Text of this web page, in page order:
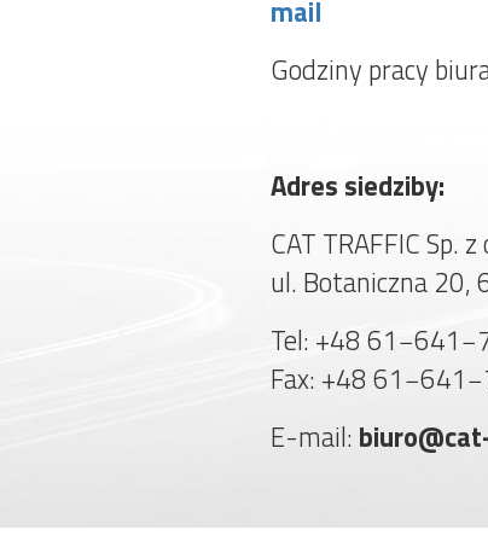
mail
Godziny pracy
Adres siedziby:
CAT TRAFFIC Sp. z
ul. Botaniczna 20,
Tel: +48
Fax: +48
E-mail: